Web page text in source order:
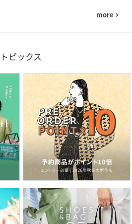
more navigate_next
トピックス